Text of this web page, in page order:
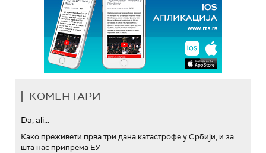
КОМЕНТАРИ
Da, ali...
Како преживети прва три дана катастрофе у Србији, и за
шта нас припрема ЕУ